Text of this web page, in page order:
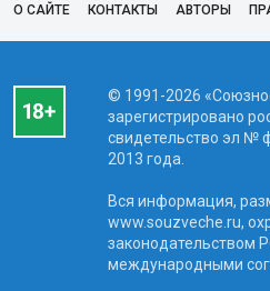
О САЙТЕ КОНТАКТЫ АВТОРЫ
© 1991-2026
зарегистрировано
свидетельство эл №
2013 года.
Вся информация,
www.souzveche.ru,
законодательством
международными